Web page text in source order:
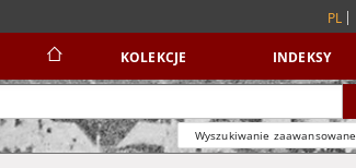
PL
KOLEKCJE INDEKSY
Wyszukiwanie zaawansowane